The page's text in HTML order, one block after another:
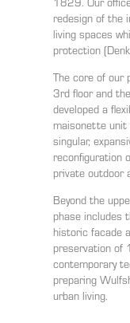
redesign of the
living spaces
protection
The core of our
3rd floor and
developed a
maisonette
singular,
reconfiguration
private outdoor
Beyond the
phase includes
historic facade
preservation of
contemporary
preparing
urban living.